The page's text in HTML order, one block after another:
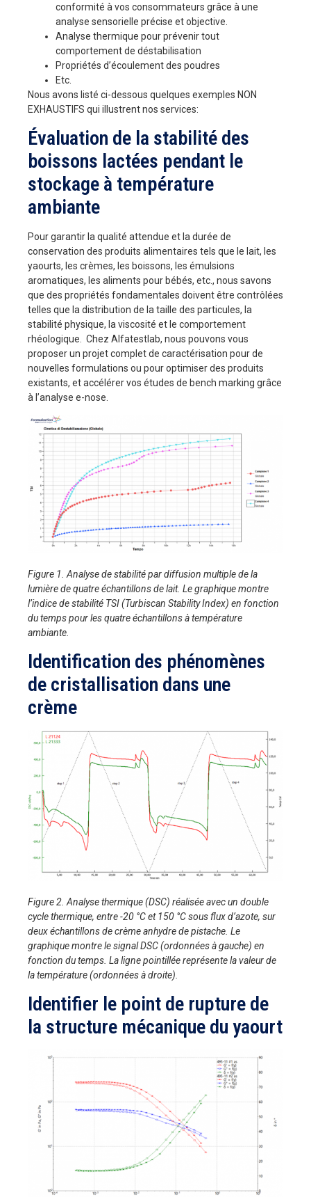
conformité à vos consommateurs grâce à une
analyse sensorielle précise et objective.
Analyse thermique pour prévenir tout
comportement de déstabilisation
Propriétés d’écoulement des poudres
Etc.
Nous avons listé ci-dessous quelques exemples NON
EXHAUSTIFS qui illustrent nos services:
Évaluation de la stabilité des
boissons lactées pendant le
stockage à température
ambiante
Pour garantir la qualité attendue et la durée de
conservation des produits alimentaires tels que le lait, les
yaourts, les crèmes, les boissons, les émulsions
aromatiques, les aliments pour bébés, etc., nous savons
que des propriétés fondamentales doivent être contrôlées
telles que la distribution de la taille des particules, la
stabilité physique, la viscosité et le comportement
rhéologique. Chez Alfatestlab, nous pouvons vous
proposer un projet complet de caractérisation pour de
nouvelles formulations ou pour optimiser des produits
existants, et accélérer vos études de bench marking grâce
à l’analyse e-nose.
Figure 1. Analyse de stabilité par diffusion multiple de la
lumière de quatre échantillons de lait. Le graphique montre
l’indice de stabilité TSI (Turbiscan Stability Index) en fonction
du temps pour les quatre échantillons à température
ambiante.
Identification des phénomènes
de cristallisation dans une
crème
Figure 2. Analyse thermique (DSC) réalisée avec un double
cycle thermique, entre -20 °C et 150 °C sous flux d’azote, sur
deux échantillons de crème anhydre de pistache. Le
graphique montre le signal DSC (ordonnées à gauche) en
fonction du temps. La ligne pointillée représente la valeur de
la température (ordonnées à droite).
Identifier le point de rupture de
la structure mécanique du yaourt